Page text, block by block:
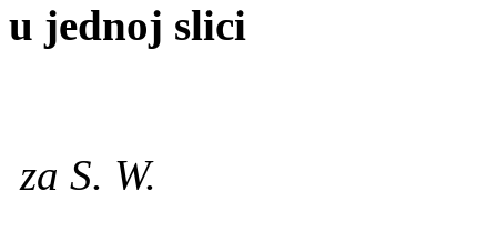
u jednoj slici
za S. W.